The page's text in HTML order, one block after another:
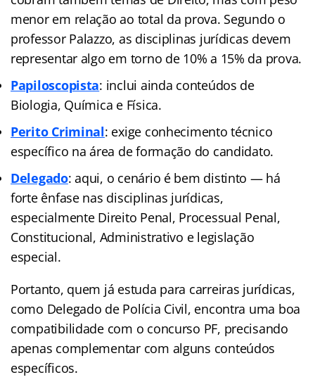
menor em relação ao total da prova. Segundo o
professor Palazzo, as disciplinas jurídicas devem
representar algo em torno de 10% a 15% da prova.
Papiloscopista: inclui ainda conteúdos de
Biologia, Química e Física.
Perito Criminal: exige conhecimento técnico
específico na área de formação do candidato.
Delegado: aqui, o cenário é bem distinto — há
forte ênfase nas disciplinas jurídicas,
especialmente Direito Penal, Processual Penal,
Constitucional, Administrativo e legislação
especial.
Portanto, quem já estuda para carreiras jurídicas,
como Delegado de Polícia Civil, encontra uma boa
compatibilidade com o concurso PF, precisando
apenas complementar com alguns conteúdos
específicos.